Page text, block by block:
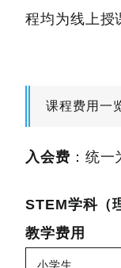
程均为线上授
课程费用一
入会费 ：统
STEM学科（
教学费用
小学生